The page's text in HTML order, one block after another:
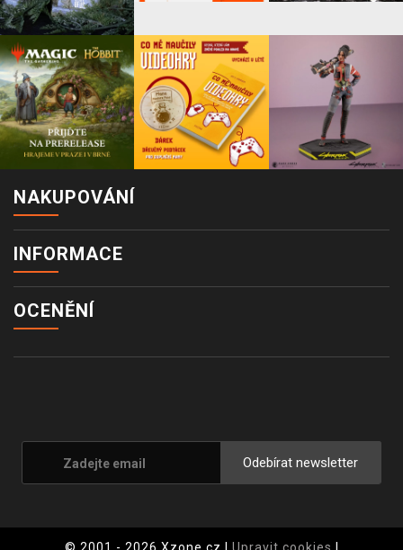
NAKUPOVÁNÍ
INFORMACE
OCENĚNÍ
Odebírat newsletter